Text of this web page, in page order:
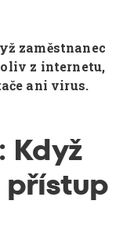
zaměstnanec
z internetu,
ani virus.
Když
přístup